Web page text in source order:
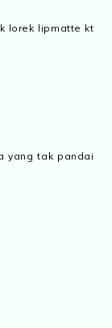
lorek lipmatte kt
yang tak pandai